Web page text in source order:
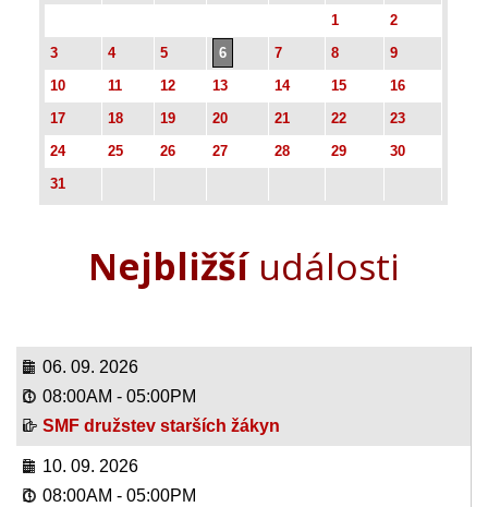
1
2
3
4 5 6 7 8
9
10
11 12 13 14 15
16
17
18 19 20 21 22
23
24
25 26 27 28 29
30
31
Nejbližšíudálosti
06. 09. 2026
08:00AM - 05:00PM
SMF družstev starších žákyn
10. 09. 2026
08:00AM - 05:00PM